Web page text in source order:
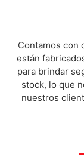
Contamos con
están
para brindar
stock, lo que
nuestros